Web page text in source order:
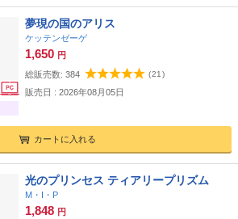
夢現の国のアリス
ケッテンゼーゲ
1,650 円
総販売数: 384 (21 )
販売日 : 2026年08月05日
カートに入れる
光のプリンセス ティアリープリズム
M・I・P
1,848 円